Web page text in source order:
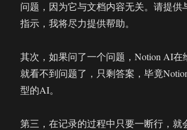
问题，因为它与文档内容无关。请提供
指示，我将尽力提供帮助。
其次，如果问了一个问题，Notion AI在
就看不到问题了，只剩答案，毕竟
型的AI。
第三，在记录的过程中只要一断行，就